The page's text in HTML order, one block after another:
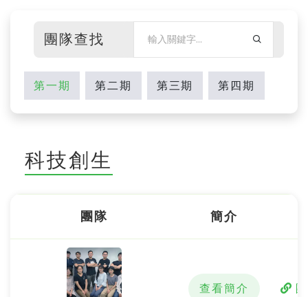
團隊查找
第一期 第二期 第三期 第四期
科技創生
團隊 簡介
查看簡介